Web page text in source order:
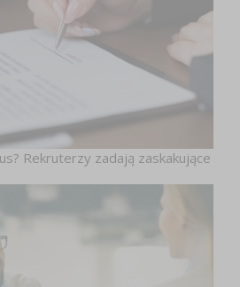
Rekruterzy zadają zaskakujące